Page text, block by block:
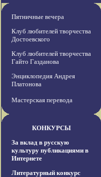
Пятничные вечера
Клуб любителей творчества
Достоевского
Клуб любителей творчества
Гайто Газданова
Энциклопедия Андрея
Платонова
Мастерская перевода
КОНКУРСЫ
За вклад в русскую
культуру публикациями в
Интернете
Литературный конкурс